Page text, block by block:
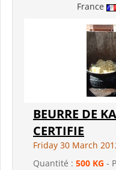
France
BEURRE DE
CERTIFIE
Friday 30 March
Quantité : 500 KG -